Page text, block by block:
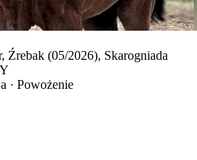
(05/2026), Skarogniada
· Powożenie